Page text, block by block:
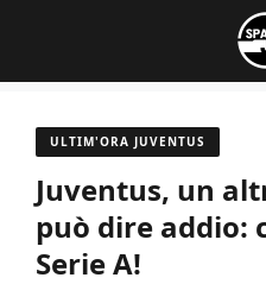
contenuto
ULTIM'ORA JUVENTUS
Juventus, un
può dire addio:
Serie A!